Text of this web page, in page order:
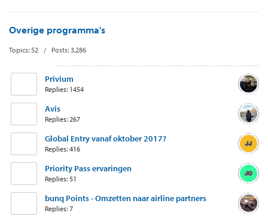
Overige programma's
Topics: 52 / Posts: 3,286
Privium
Replies: 1454
Avis
Replies: 267
Global Entry vanaf oktober 2017?
Replies: 416
Priority Pass ervaringen
Replies: 51
bunq Points - Omzetten naar airline partners
Replies: 7